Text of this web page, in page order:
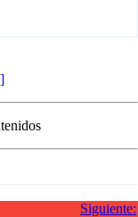
Siguiente: